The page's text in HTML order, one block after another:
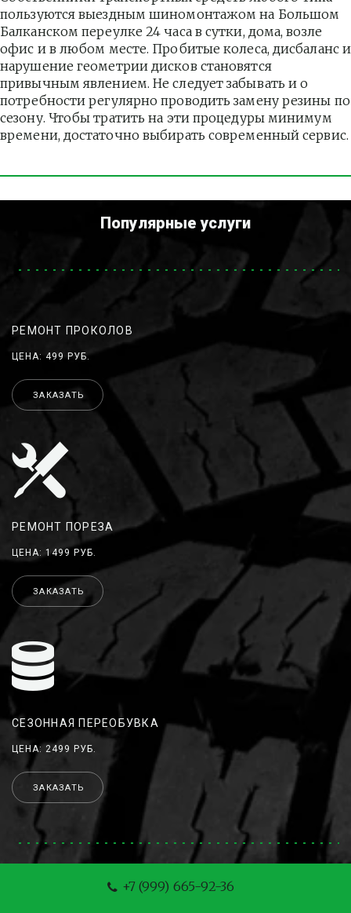
пользуются выездным шиномонтажом на Большом
Балканском переулке 24 часа в сутки, дома, возле
офис и в любом месте. Пробитые колеса, дисбаланс и
нарушение геометрии дисков становятся
привычным явлением. Не следует забывать и о
потребности регулярно проводить замену резины по
сезону. Чтобы тратить на эти процедуры минимум
времени, достаточно выбирать современный сервис.
Популярные услуги
РЕМОНТ ПРОКОЛОВ
ЦЕНА: 499 РУБ.
ЗАКАЗАТЬ
РЕМОНТ ПОРЕЗА
ЦЕНА: 1499 РУБ.
ЗАКАЗАТЬ
СЕЗОННАЯ ПЕРЕОБУВКА
ЦЕНА: 2499 РУБ.
ЗАКАЗАТЬ
+7 (999) 665-92-36